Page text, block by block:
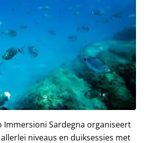
Immersioni Sardegna organiseert
niveaus en duiksessies met